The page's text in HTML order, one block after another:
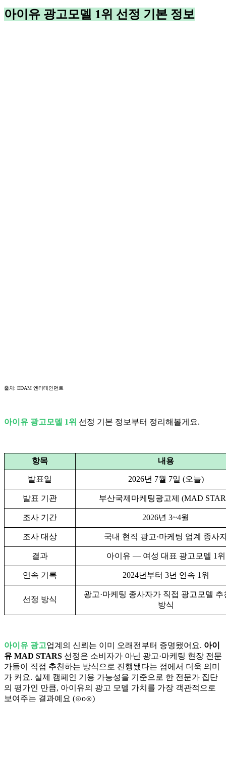
아이유 광고모델 1위 선정 기본 정보
출처: EDAM 엔터테인먼트
아이유 광고모델 1위 선정 기본 정보부터 정리해볼게요.
항목 내용
발표일 2026년 7월 7일 (오늘)
발표 기관 부산국제마케팅광고제 (MAD
조사 기간 2026년 3~4월
조사 대상 국내 현직 광고·마케팅 업계 종사
결과 아이유 — 여성 대표 광고모델 1위
연속 기록 2024년부터 3년 연속 1위
선정 방식
광고·마케팅 종사자가 직접 광고모델 추
방식
아이유 광고업계의 신뢰는 이미 오래전부터 증명됐어요. 아이
유 MAD STARS 선정은 소비자가 아닌 광고·마케팅 현장 전문
가들이 직접 추천하는 방식으로 진행됐다는 점에서 더욱 의미
가 커요. 실제 캠페인 기용 가능성을 기준으로 한 전문가 집단
의 평가인 만큼, 아이유의 광고 모델 가치를 가장 객관적으로
보여주는 결과예요 (⊙o⊙)